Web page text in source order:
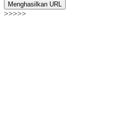
Menghasilkan URL
>>>>>